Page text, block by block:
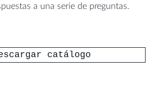
a una serie de preguntas.
catálogo